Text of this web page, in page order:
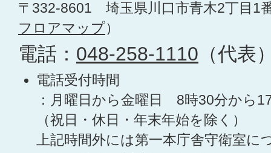
〒332-8601 埼玉県川口市青木2丁目1
フロアマップ）
電話： 048-258-1110 （代表
電話受付時間
：月曜日から金曜日 8時30分から
（祝日・休日・年末年始を除く）
上記時間外には第一本庁舎守衛室に